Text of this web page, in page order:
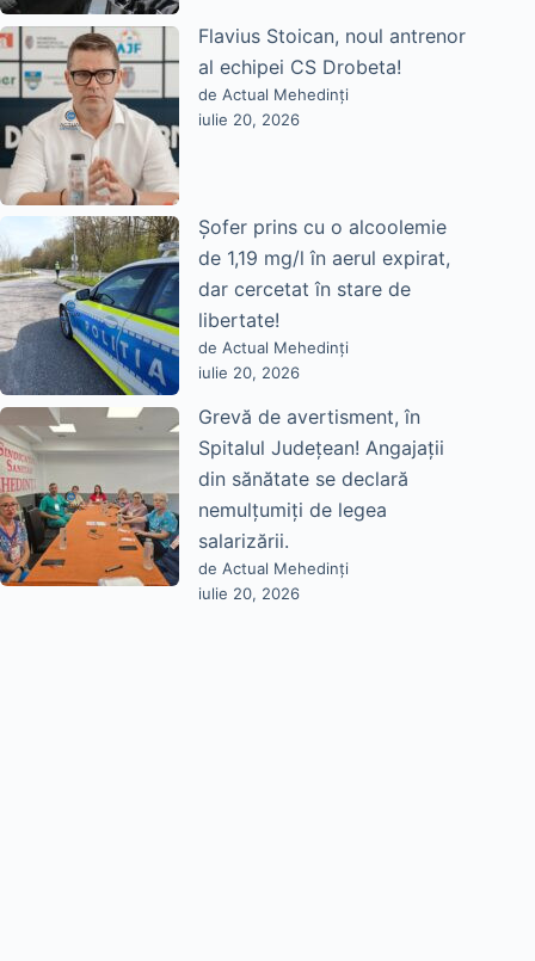
Flavius Stoican, noul antrenor
al echipei CS Drobeta!
de Actual Mehedinți
iulie 20, 2026
Șofer prins cu o alcoolemie
de 1,19 mg/l în aerul expirat,
dar cercetat în stare de
libertate!
de Actual Mehedinți
iulie 20, 2026
Grevă de avertisment, în
Spitalul Județean! Angajații
din sănătate se declară
nemulțumiți de legea
salarizării.
de Actual Mehedinți
iulie 20, 2026